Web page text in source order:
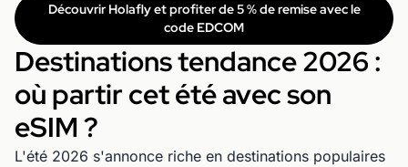
Découvrir Holafly et profiter de 5 % de remise avec le
code EDCOM
Destinations tendance 2026 :
où partir cet été avec son
eSIM ?
L'été 2026 s'annonce riche en destinations populaires